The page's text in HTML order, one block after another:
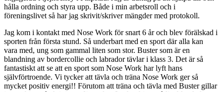
hålla ordning och styra upp. Både i min arbetsroll och i
föreningslivet så har jag skrivit/skriver mängder med protokoll.
Jag kom i kontakt med Nose Work för snart 6 år och blev förälskad i
sporten från första stund. Så underbart med en sport där alla kan
vara med, ung som gammal liten som stor. Buster som är en
blandning av bordercollie och labrador tävlar i klass 3. Det är så
fantastiskt att se att en sport som Nose Work har lyft hans
självförtroende. Vi tycker att tävla och träna Nose Work ger så
mycket positiv energi!! Förutom att träna och tävla med Buster gillar